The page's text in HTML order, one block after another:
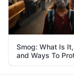
Smog: What Is
and Ways To
Yourself From It